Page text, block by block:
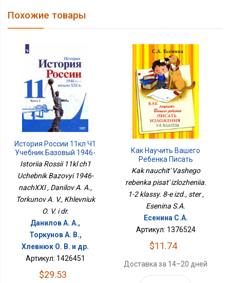
Похожие товары
История России 11кл Ч1
Учебник Базовый 1946-
НачXXI
Istoriia Rossii 11kl ch1
Uchebnik Bazovyi 1946-
nachXXI , Danilov A. A.,
Torkunov A. V., Khlevniuk
O. V. i dr.
Данилов А. А.,
Торкунов А. В.,
Хлевнюк О. В. и др.
Артикул: 1426451
$29.53
Как Научить Вашего
Ребенка Писать
Изложения. 1-2 Классы.
Kak nauchit' Vashego
rebenka pisat' izlozheniia.
1-2 klassy. 8-e izd., ster ,
Esenina S.A.
Есенина С.А.
Артикул: 1376524
$11.74
Доставка за 14–20 дней